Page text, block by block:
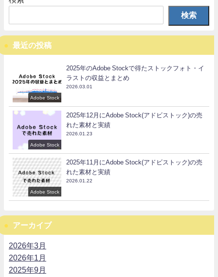
検索
最近の投稿
Adobe Stock
2025年のAdobe Stockで得たストックフォト・イ
ラストの収益とまとめ
2026.03.01
Adobe Stock
2025年12月にAdobe Stock(アドビストック)の売
れた素材と実績
2026.01.23
Adobe Stock
2025年11月にAdobe Stock(アドビストック)の売
れた素材と実績
2026.01.22
アーカイブ
2026年3月
2026年1月
2025年9月